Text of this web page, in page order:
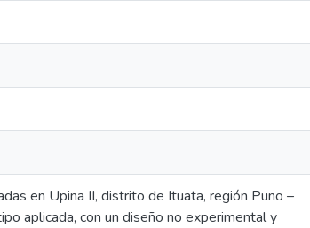
en Upina II, distrito de Ituata, región Puno –
aplicada, con un diseño no experimental y